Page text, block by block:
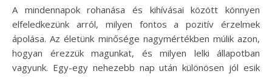
A mindennapok rohanása és kihívásai között könnyen
elfeledkezünk arról, milyen fontos a pozitív érzelmek
ápolása. Az életünk minősége nagymértékben múlik azon,
hogyan érezzük magunkat, és milyen lelki állapotban
vagyunk. Egy-egy nehezebb nap után különösen jól esik